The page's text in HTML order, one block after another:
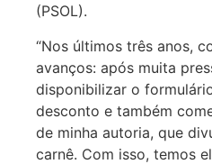
(PSOL).
“Nos últimos três anos,
avanços: após muita
disponibilizar o
desconto e também
de minha autoria, que
carnê. Com isso, temos